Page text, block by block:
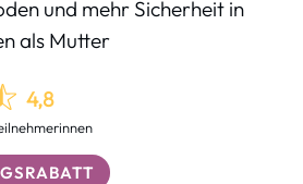
und mehr Sicherheit in
als Mutter
4,8